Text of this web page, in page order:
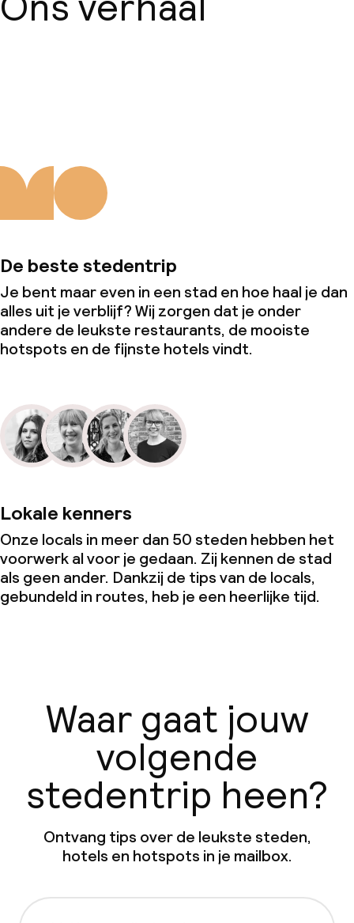
De beste stedentrip
Je bent maar even in een stad en hoe haal je dan
alles uit je verblijf? Wij zorgen dat je onder
andere de leukste restaurants, de mooiste
hotspots en de fijnste hotels vindt.
Lokale kenners
Onze locals in meer dan 50 steden hebben het
voorwerk al voor je gedaan. Zij kennen de stad
als geen ander. Dankzij de tips van de locals,
gebundeld in routes, heb je een heerlijke tijd.
Waar gaat jouw
volgende
stedentrip heen?
Ontvang tips over de leukste steden,
hotels en hotspots in je mailbox.